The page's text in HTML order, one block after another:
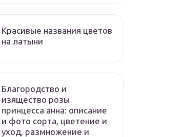
Красивые названия цветов
на латыни
Благородство и
изящество розы
принцесса анна: описание
и фото сорта, цветение и
уход, размножение и